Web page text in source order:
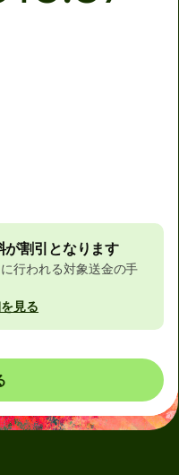
が割引となります
行われる対象送金の手
見る